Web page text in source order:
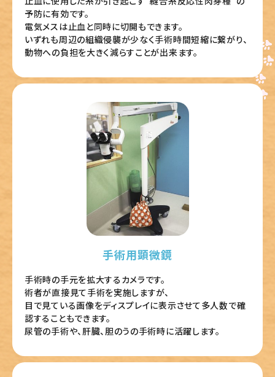
予防に有効です。
電気メスは止血と同時に切開もできます。
いずれも周辺の組織侵襲が少なく手術時間短縮に繋がり、
動物への負担を大きく減らすことが出来ます。
手術用顕微鏡
手術時の手元を拡大するカメラです。
術者が直接見て手術を実施しますが、
目で見ている画像をディスプレイに表示させて多人数で確
認することもできます。
尿管の手術や、肝臓、胆のうの手術時に活躍します。